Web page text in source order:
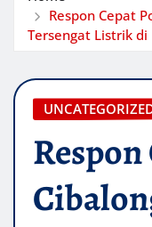
Respon Cepat
Tersengat Listrik di